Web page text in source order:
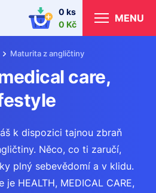
0 ks
0 Kč
MENU
Maturita z angličtiny
care,
k dispozici tajnou zbraň
Něco, co ti zaručí,
plný sebevědomí a v klidu.
je HEALTH, MEDICAL CARE,